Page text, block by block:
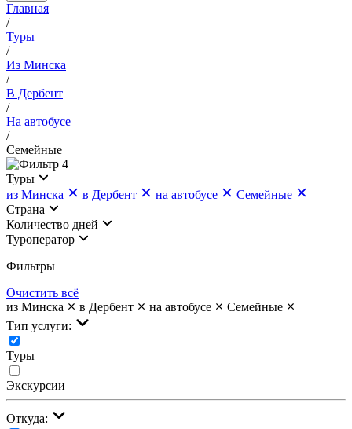
Главная
/
Туры
/
Из Минска
/
В Дербент
/
На автобусе
/
Семейные
4
Туры
из Минска
в Дербент на автобусе
Семейные
Страна
Количество дней
Туроператор
Фильтры
Очистить всё
из Минска
в Дербент на автобусе
Семейные
Тип услуги:
Туры
Экскурсии
Откуда: